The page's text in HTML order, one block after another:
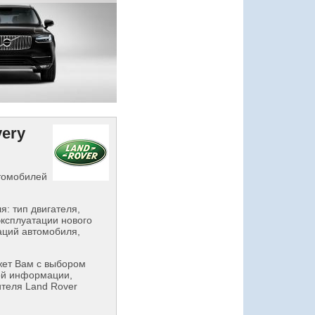
тип двигателя,
нового
автомобиля,
Вам с выбором
информации,
Land Rover